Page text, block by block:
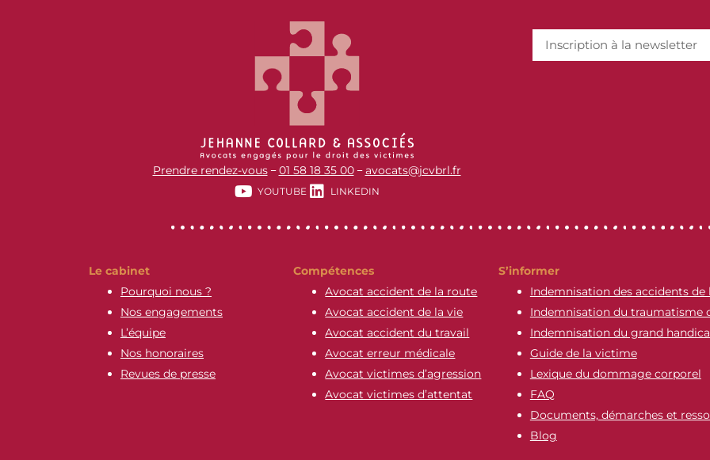
Prendre rendez-vous–01 58 18 35 00–avocats@jcvbrl.fr
YOUTUBE LINKEDIN
Le cabinet
Pourquoi nous ?
Nos engagements
L’équipe
Nos honoraires
Revues de presse
Compétences
Avocat accident de la route
Avocat accident de la vie
Avocat accident du travail
Avocat erreur médicale
Avocat victimes d’agression
Avocat victimes d’attentat
S’informer
Indemnisation des accidents de
Indemnisation du traumatisme
Indemnisation du grand
Guide de la victime
Lexique du dommage corporel
FAQ
Documents, démarches et
Blog